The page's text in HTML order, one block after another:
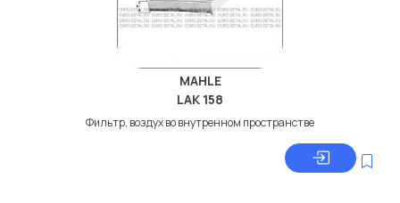
MAHLE
LAK 158
Фильтр, воздух во внутренном пространстве